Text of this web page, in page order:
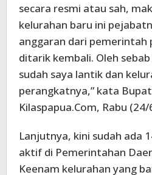
secara resmi atau sah,
kelurahan baru ini
anggaran dari pemerintah
ditarik kembali. Oleh
sudah saya lantik dan
perangkatnya,” kata
Kilaspapua.Com, Rabu
Lanjutnya, kini sudah ada
aktif di Pemerintahan
Keenam kelurahan yang